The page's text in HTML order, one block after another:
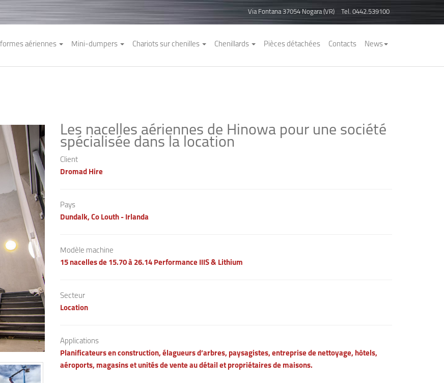
Via Fontana 37054 Nogara (VR) Tel. 0442.539100
aériennes Mini-dumpers Chariots sur chenilles Chenillards Pièces détachées Contacts News
Les nacelles aériennes de Hinowa pour une société
spécialisée dans la location
Client
Dromad Hire ​
Pays
Dundalk, Co Louth - Irlanda
Modèle machine
15 nacelles de 15.70 à 26.14 Performance IIIS & Lithium
Secteur
Location​​
Applications
Planificateurs en construction, élagueurs d’arbres, paysagistes, entreprise de nettoyage, hôtels,
aéroports, magasins et unités de vente au détail et propriétaires de maisons.